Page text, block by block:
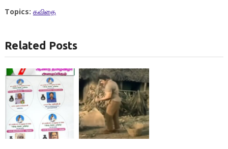
Topics: கவிதை
Related Posts